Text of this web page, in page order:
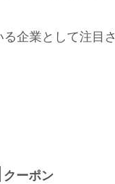
企業として注目さ
クーポン